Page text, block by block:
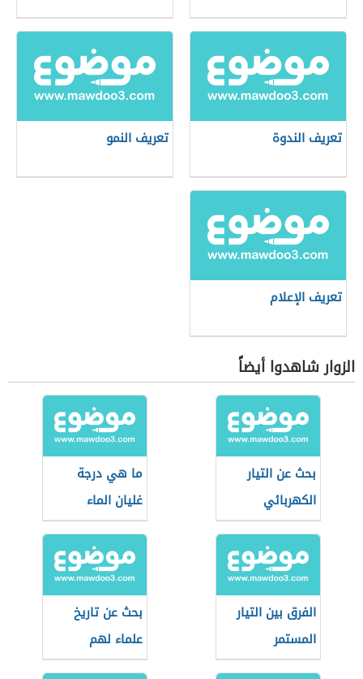
تعريف الندوة تعريف النمو
تعريف الإعلام
الزوار شاهدوا أيضاً
بحث عن التيار
الكهربائي
ما هي درجة
غليان الماء
الفرق بين التيار
المستمر
والمتناوب
بحث عن تاريخ
علماء لهم
إسهامات في